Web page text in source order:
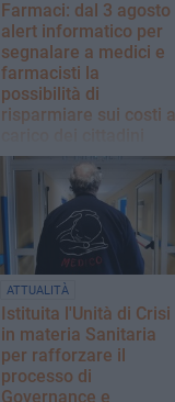
Farmaci: dal 3 agosto
alert informatico per
segnalare a medici e
farmacisti la
possibilità di
risparmiare sui costi a
Messo a punto un nuovo
avviso automatico nel SIST,
il sistema informatico
ATTUALITÀ
Istituita l'Unità di Crisi
in materia Sanitaria
per rafforzare il
processo di
Governance e